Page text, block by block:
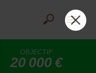
OBJECTIF
20 000 €